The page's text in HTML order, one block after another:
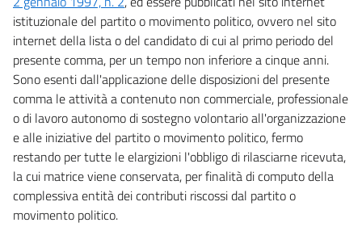
istituzionale del partito o movimento politico, ovvero nel sito
internet della lista o del candidato di cui al primo periodo del
presente comma, per un tempo non inferiore a cinque anni.
Sono esenti dall'applicazione delle disposizioni del presente
comma le attività a contenuto non commerciale, professionale
o di lavoro autonomo di sostegno volontario all'organizzazione
e alle iniziative del partito o movimento politico, fermo
restando per tutte le elargizioni l'obbligo di rilasciarne ricevuta,
la cui matrice viene conservata, per finalità di computo della
complessiva entità dei contributi riscossi dal partito o
movimento politico.